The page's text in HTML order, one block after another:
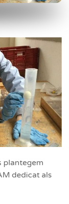
plantegem
dedicat als